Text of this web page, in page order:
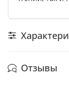
Отзывы